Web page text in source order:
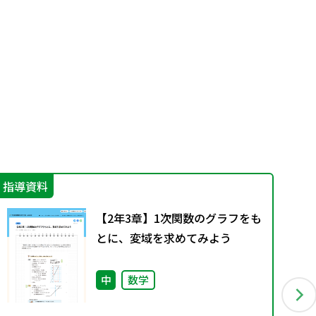
指導資料
【2年3章】1次関数のグラフをも
とに、変域を求めてみよう
中 数学